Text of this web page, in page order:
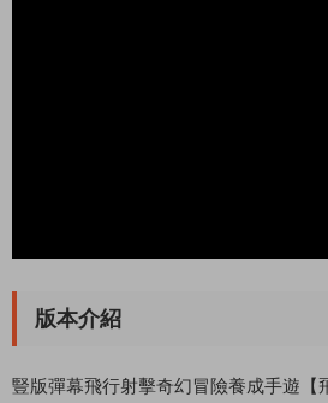
版本介紹
豎版彈幕飛行射擊奇幻冒險養成手遊【